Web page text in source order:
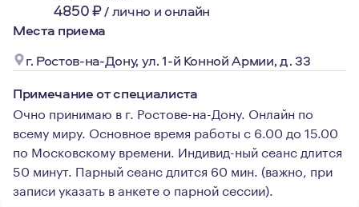
4850₽/лично и онлайн
Места приема
г. Ростов‑на-Дону, ул. 1-й Конной Армии, д. 33
Примечание от специалиста
Очно принимаю в г. Ростове-на-Дону. Онлайн по
всему миру. Основное время работы с 6.00 до 15.00
по Московскому времени. Индивид-ный сеанс длится
50 минут. Парный сеанс длится 60 мин. (важно, при
записи указать в анкете о парной сессии).